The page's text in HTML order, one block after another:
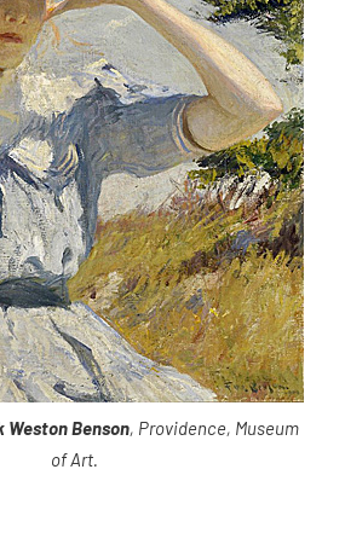
Weston Benson, Providence, Museum
of Art.